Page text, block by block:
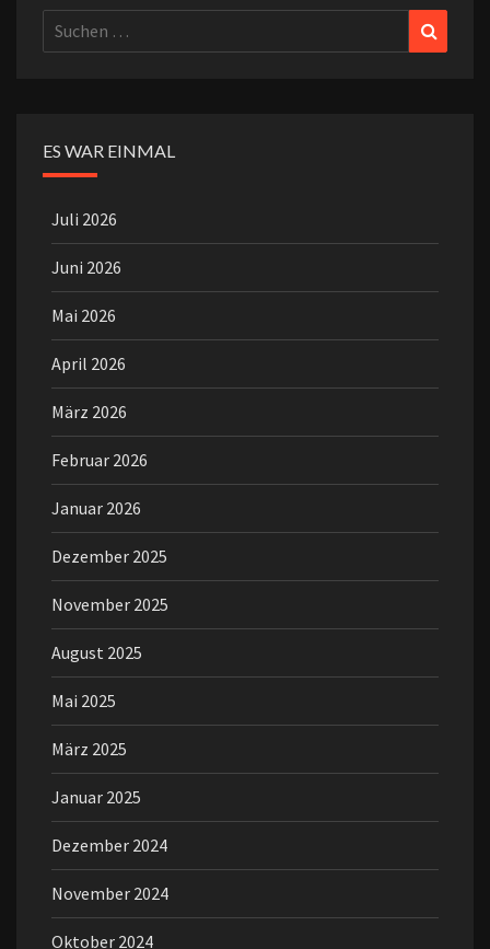
Suchen
nach:
ES WAR EINMAL
Juli 2026
Juni 2026
Mai 2026
April 2026
März 2026
Februar 2026
Januar 2026
Dezember 2025
November 2025
August 2025
Mai 2025
März 2025
Januar 2025
Dezember 2024
November 2024
Oktober 2024